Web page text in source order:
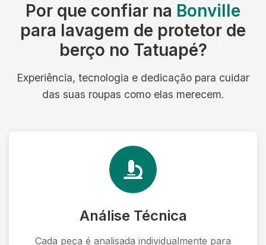
Por que confiar na Bonville
para lavagem de protetor de
berço no Tatuapé?
Experiência, tecnologia e dedicação para cuidar
das suas roupas como elas merecem.
Análise Técnica
Cada peça é analisada individualmente para